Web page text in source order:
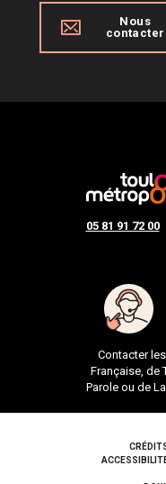
05 81 91 72 00
Contacter
Française, de
Parole ou de
Nous
contacter
Pied de page